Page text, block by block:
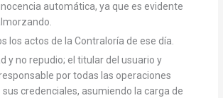
automática, ya que es evidente
los actos de la Contraloría de ese día.
y no repudio; el titular del usuario y
por todas las operaciones
credenciales, asumiendo la carga de